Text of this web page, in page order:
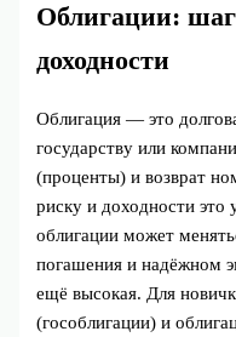
Облигации:
доходности
Облигация — это
государству или
(проценты) и возврат
риску и доходности это
облигации может
погашения и надёжном
ещё высокая. Для
(гособлигации) и